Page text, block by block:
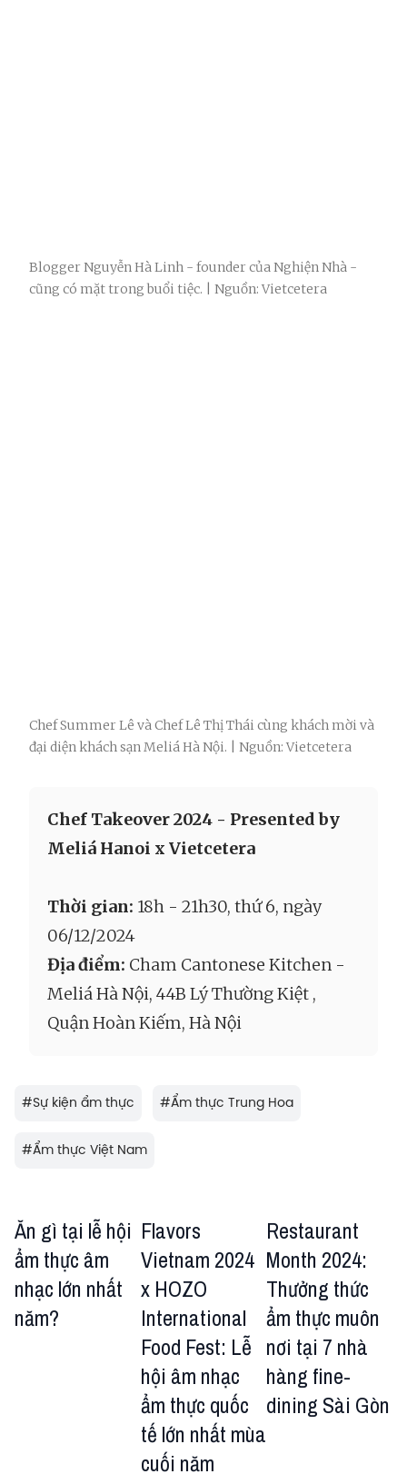
Blogger Nguyễn Hà Linh - founder của Nghiện Nhà -
cũng có mặt trong buổi tiệc. | Nguồn: Vietcetera
Chef Summer Lê và Chef Lê Thị Thái cùng khách mời và
đại diện khách sạn Meliá Hà Nội. | Nguồn: Vietcetera
Chef Takeover 2024 - Presented by
Meliá Hanoi x Vietcetera
Thời gian: 18h - 21h30, thứ 6, ngày
06/12/2024
Địa điểm: Cham Cantonese Kitchen -
Meliá Hà Nội, 44B Lý Thường Kiệt ,
Quận Hoàn Kiếm, Hà Nội
#Sự kiện ẩm thực #Ẩm thực Trung Hoa
#Ẩm thực Việt Nam
Ăn gì tại lễ hội
ẩm thực âm
nhạc lớn nhất
năm?
Flavors
Vietnam 2024
x HOZO
International
Food Fest: Lễ
hội âm nhạc
ẩm thực quốc
tế lớn nhất mùa
cuối năm
Restaurant
Month 2024:
Thưởng thức
ẩm thực muôn
nơi tại 7 nhà
hàng fine-
dining Sài Gòn